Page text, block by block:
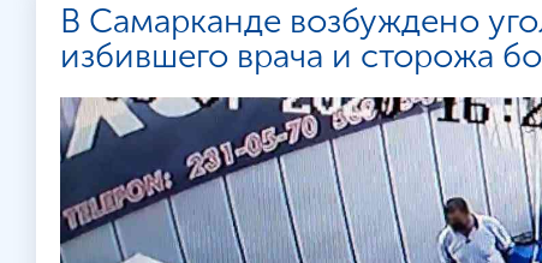
В Самарканде возбуждено
избившего врача и сторожа